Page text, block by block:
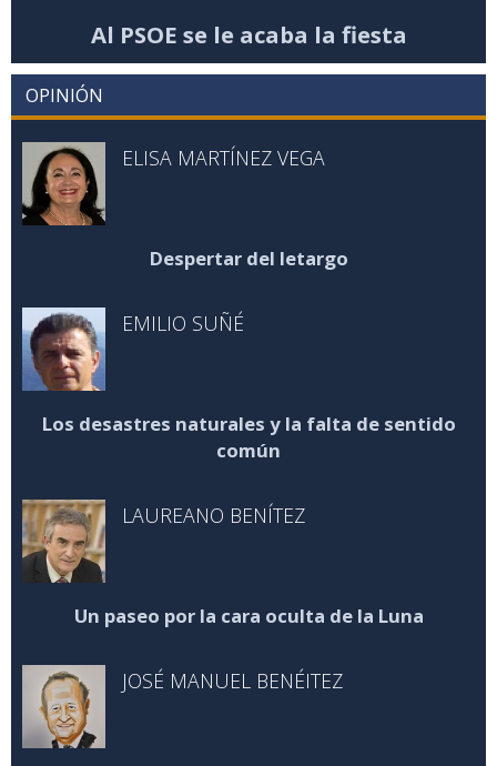
Al PSOE se le acaba la fiesta
OPINIÓN
ELISA MARTÍNEZ VEGA
Despertar del letargo
EMILIO SUÑÉ
Los desastres naturales y la falta de sentido
común
LAUREANO BENÍTEZ
Un paseo por la cara oculta de la Luna
JOSÉ MANUEL BENÉITEZ